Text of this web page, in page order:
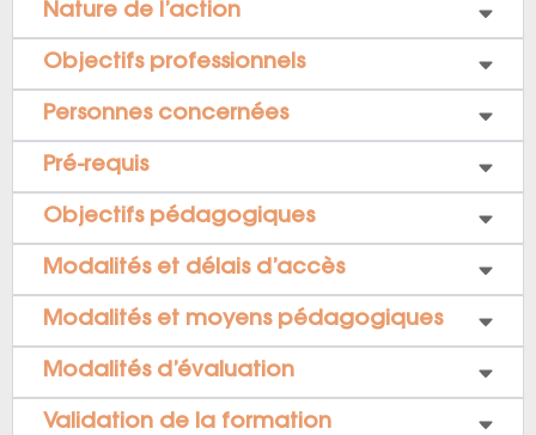
Nature de l’action
Objectifs professionnels
Personnes concernées
Pré-requis
Objectifs pédagogiques
Modalités et délais d’accès
Modalités et moyens pédagogiques
Modalités d’évaluation
Validation de la formation